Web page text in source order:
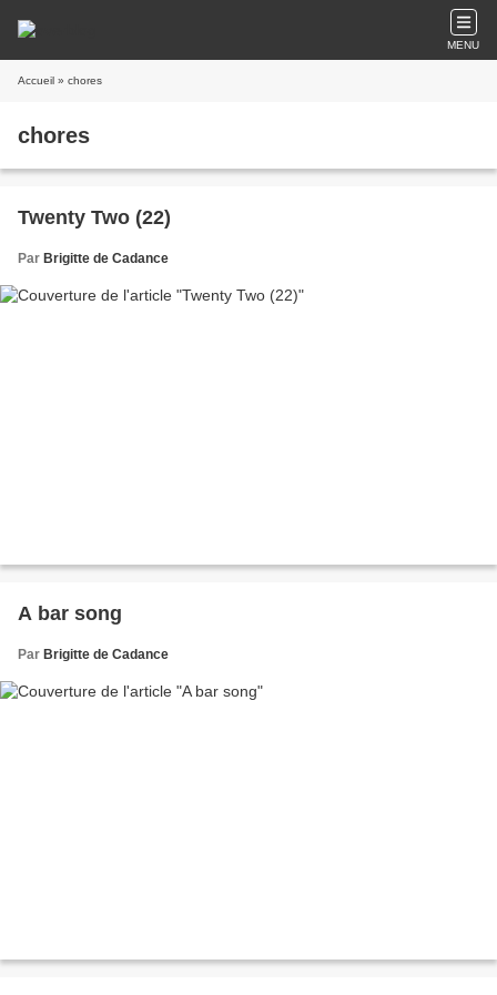
MENU
Accueil » chores
chores
Twenty Two (22)
Par Brigitte de Cadance
A bar song
Par Brigitte de Cadance